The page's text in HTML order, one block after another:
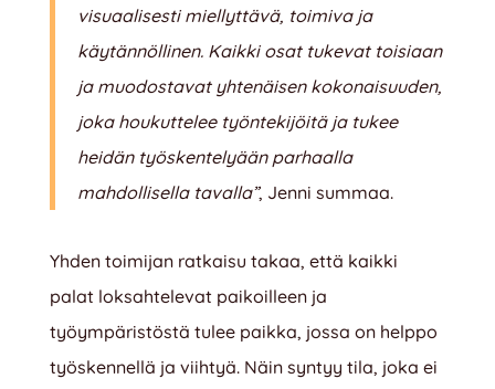
visuaalisesti miellyttävä, toimiva ja
käytännöllinen. Kaikki osat tukevat toisiaan
ja muodostavat yhtenäisen kokonaisuuden,
joka houkuttelee työntekijöitä ja tukee
heidän työskentelyään parhaalla
mahdollisella tavalla”, Jenni summaa.
Yhden toimijan ratkaisu takaa, että kaikki
palat loksahtelevat paikoilleen ja
työympäristöstä tulee paikka, jossa on helppo
työskennellä ja viihtyä. Näin syntyy tila, joka ei